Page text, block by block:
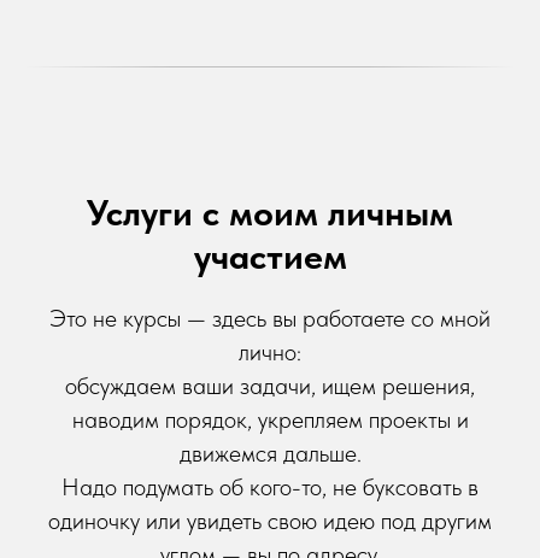
Услуги с моим личным
участием
Это не курсы — здесь вы работаете со мной
лично:
обсуждаем ваши задачи, ищем решения,
наводим порядок, укрепляем проекты и
движемся дальше.
Надо подумать об кого-то, не буксовать в
одиночку или увидеть свою идею под другим